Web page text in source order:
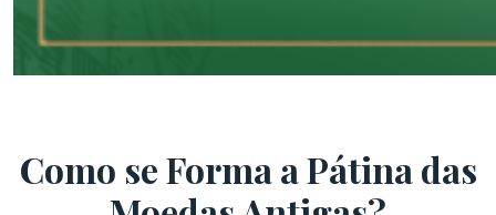
Como se Forma a Pátina das